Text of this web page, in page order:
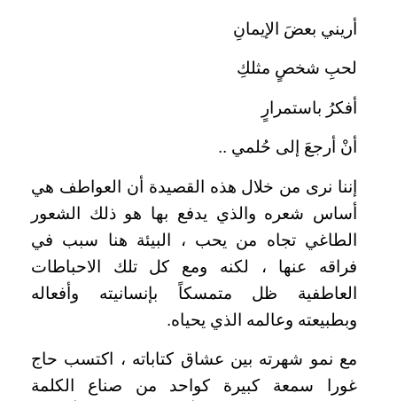
أريني بعضَ الإيمانِ
لحبِ شخصٍ مثلكِ
أفكرُ باستمرارٍ
أنْ أرجعَ إلى حُلمي ..
إننا نرى من خلال هذه القصيدة أن العواطف هي
أساس شعره والذي يدفع بها هو ذلك الشعور
الطاغي تجاه من يحب ، البيئة هنا سبب في
فراقه عنها ، لكنه ومع كل تلك الاحباطات
العاطفية ظل متمسكاً بإنسانيته وأفعاله
وبطبيعته وعالمه الذي يحياه.
مع نمو شهرته بين عشاق كتاباته ، اكتسب حاج
غورا سمعة كبيرة كواحد من صناع الكلمة